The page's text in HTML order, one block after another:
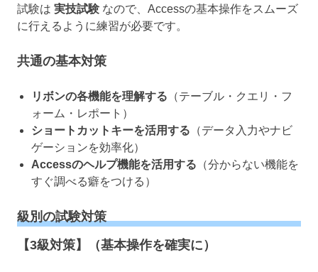
試験は 実技試験 なので、Accessの基本操作をスムーズ
に行えるように練習が必要です。
共通の基本対策
リボンの各機能を理解する （テーブル・クエリ・フ
ォーム・レポート）
ショートカットキーを活用する （データ入力やナビ
ゲーションを効率化）
Accessのヘルプ機能を活用する （分からない機能を
すぐ調べる癖をつける）
級別の試験対策
【3級対策】（基本操作を確実に）